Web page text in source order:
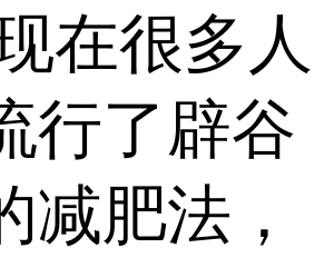
很多人
行了辟谷
减肥法，